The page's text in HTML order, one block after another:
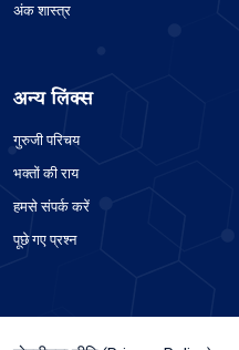
अंक शास्त्र
अन्य लिंक्स
गुरुजी परिचय
भक्तों की राय
हमसे संपर्क करें
पूछे गए प्रश्न